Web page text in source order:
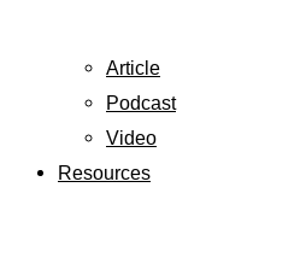
Article
Podcast
Video
Resources